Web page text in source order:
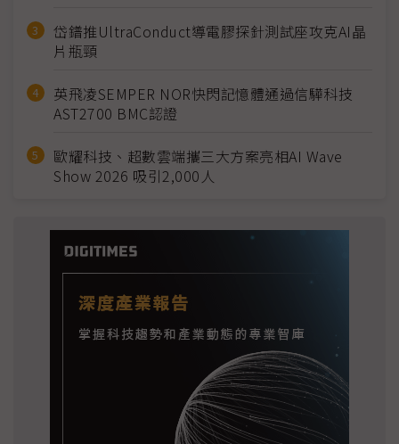
岱鐠推UltraConduct導電膠探針測試座攻克AI晶
片瓶頸
英飛凌SEMPER NOR快閃記憶體通過信驊科技
AST2700 BMC認證
歐耀科技、超數雲端攜三大方案亮相AI Wave
Show 2026 吸引2,000人